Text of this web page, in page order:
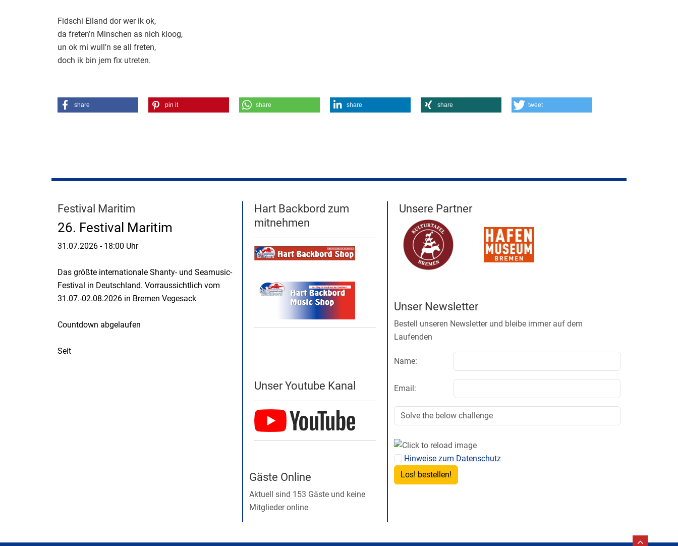
Fidschi Eiland dor wer ik ok,
da freten’n Minschen as nich kloog,
un ok mi wull’n se all freten,
doch ik bin jem fix utreten.
share pin it share share share tweet
Festival Maritim
26. Festival Maritim
31.07.2026 - 18:00 Uhr
Das größte internationale Shanty- und Seamusic-
Festival in Deutschland. Vorraussichtlich vom
31.07.-02.08.2026 in Bremen Vegesack
Countdown abgelaufen
Seit
Hart Backbord zum
mitnehmen
Unser Youtube Kanal
Gäste Online
Aktuell sind 153 Gäste und keine
Mitglieder online
Unsere Partner
Unser Newsletter
Bestell unseren Newsletter und bleibe immer auf dem
Laufenden
Name:
Email:
Hinweise zum Datenschutz